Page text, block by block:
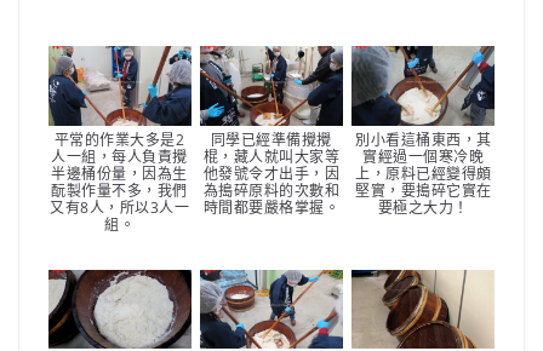
平常的作業大多是2
人一組，每人負責攪
半邊桶份量，因為生
酛製作量不多，我們
又有8人，所以3人一
組。
同學已經準備攪攪
棍，藏人就叫大家等
他發號令才出手，因
為搗碎原料的次數和
時間都要嚴格掌握。
別小看這桶東西，其
實經過一個寒冷晚
上，原料已經變得頗
堅實，要搗碎它實在
要極之大力！